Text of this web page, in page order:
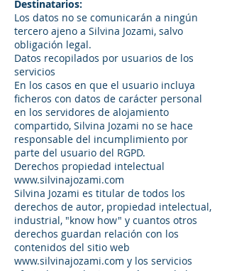
Destinatarios:
Los datos no se comunicarán a ningún
tercero ajeno a Silvina Jozami, salvo
obligación legal.
Datos recopilados por usuarios de los
servicios
En los casos en que el usuario incluya
ficheros con datos de carácter personal
en los servidores de alojamiento
compartido, Silvina Jozami no se hace
responsable del incumplimiento por
parte del usuario del RGPD.
Derechos propiedad intelectual
www.silvinajozami.com
Silvina Jozami es titular de todos los
derechos de autor, propiedad intelectual,
industrial, "know how" y cuantos otros
derechos guardan relación con los
contenidos del sitio web
www.silvinajozami.com y los servicios